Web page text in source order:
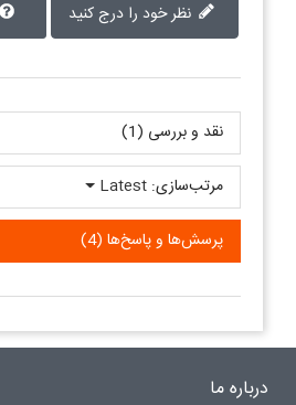
نقد و بررسی‌‌ (1)
پرسش‌ها و پاسخ‌ها (4)
مرتب‌سازی: Latest
درباره ما